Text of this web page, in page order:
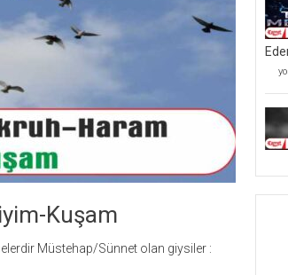
Kuşam
Müstehap/Sünnet olan giysiler :
Ve